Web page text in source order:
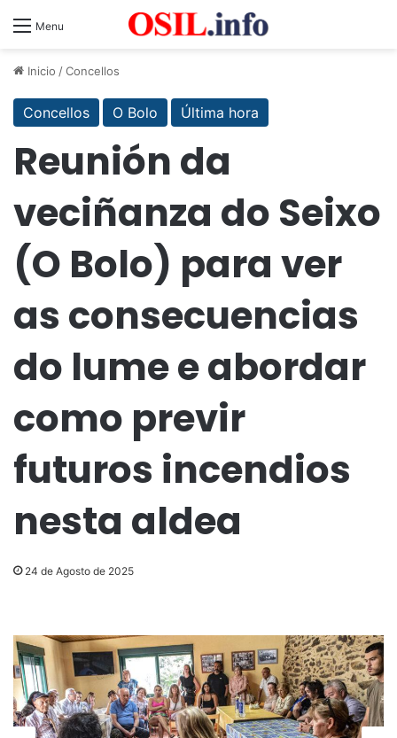
Menu
Inicio /Concellos
Concellos O Bolo Última hora
Reunión da
veciñanza do Seixo
(O Bolo) para ver
as consecuencias
do lume e abordar
como previr
futuros incendios
nesta aldea
24 de Agosto de 2025